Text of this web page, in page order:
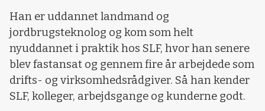
Han er uddannet landmand og
jordbrugsteknolog og kom som helt
nyuddannet i praktik hos SLF, hvor han senere
blev fastansat og gennem fire år arbejdede som
drifts- og virksomhedsrådgiver. Så han kender
SLF, kolleger, arbejdsgange og kunderne godt.